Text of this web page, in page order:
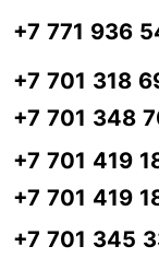
+7 771 936
+7 701 318
+7 701 348
+7 701 419
+7 701 419
+7 701 345